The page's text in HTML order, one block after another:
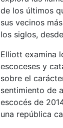
de los últimos
sus vecinos
los siglos,
Elliott examina
escoceses y
sobre el
sentimiento de
escocés de
una república